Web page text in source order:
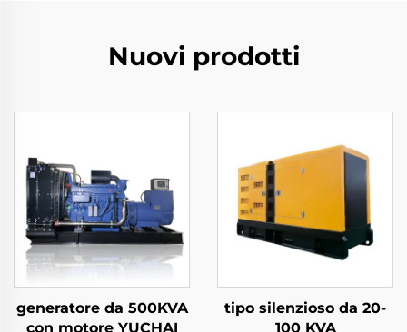
Nuovi prodotti
generatore da 500KVA
con motore YUCHAI
tipo silenzioso da 20-
100 KVA